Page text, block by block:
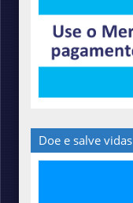
Doe e salve vidas